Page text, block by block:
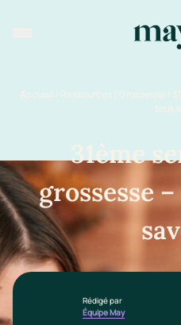
Accueil / Ressources / Grossesse /
tout
31ème
grossesse
Rédigé par
Équipe May